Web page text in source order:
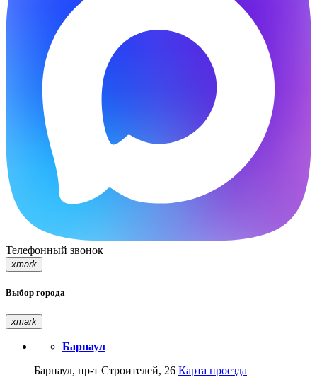
Телефонный звонок
xmark
Выбор города
xmark
Барнаул
Барнаул, пр-т Строителей, 26 Карта проезда